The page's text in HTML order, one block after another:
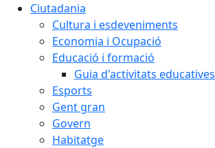
Ciutadania
Cultura i esdeveniments
Economia i Ocupació
Educació i formació
Guia d'activitats educatives
Esports
Gent gran
Govern
Habitatge